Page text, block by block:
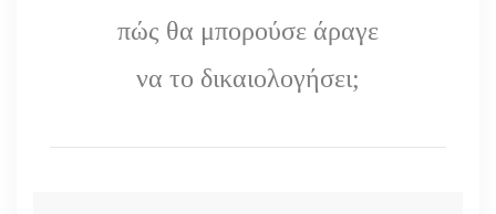
πώς θα μπορούσε άραγε
να το δικαιολογήσει;